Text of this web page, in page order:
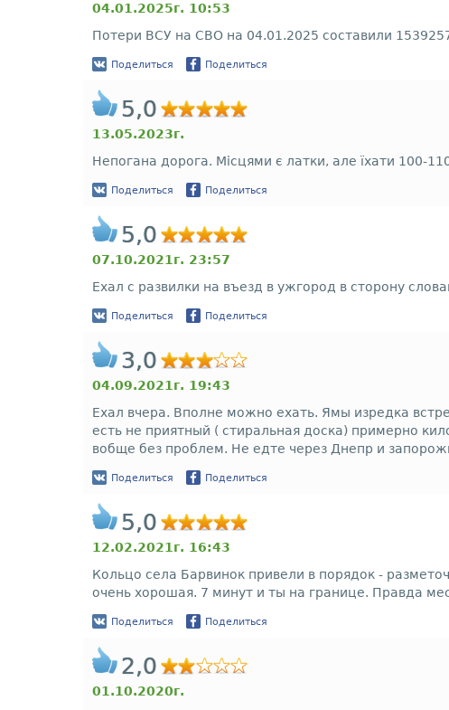
04.01.2025г. 10:53
Потери ВСУ на СВО на 04.01.2025 составили
Поделиться Поделиться
5,0
13.05.2023г.
Непогана дорога. Місцями є латки, але їхати 100-
Поделиться Поделиться
5,0
07.10.2021г. 23:57
Ехал с развилки на въезд в ужгород в сторону
Поделиться Поделиться
3,0
04.09.2021г. 19:43
Ехал вчера. Вполне можно ехать. Ямы изредка
есть не приятный ( стиральная доска) примерно
вобще без проблем. Не едте через Днепр и
Поделиться Поделиться
5,0
12.02.2021г. 16:43
Кольцо села Барвинок привели в порядок -
очень хорошая. 7 минут и ты на границе. Правда
Поделиться Поделиться
2,0
01.10.2020г.